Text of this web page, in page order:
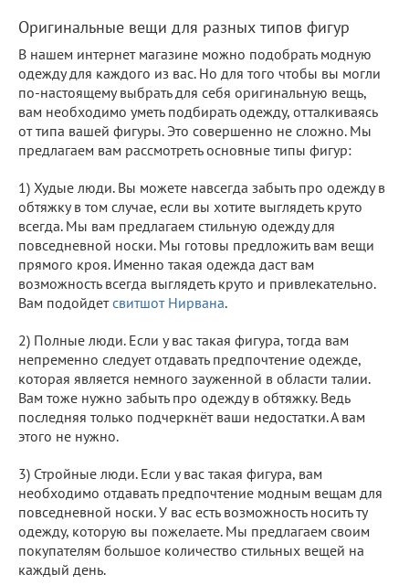
Оригинальные вещи для разных типов фигур
В нашем интернет магазине можно подобрать модную
одежду для каждого из вас. Но для того чтобы вы могли
по-настоящему выбрать для себя оригинальную вещь,
вам необходимо уметь подбирать одежду, отталкиваясь
от типа вашей фигуры. Это совершенно не сложно. Мы
предлагаем вам рассмотреть основные типы фигур:
1) Худые люди. Вы можете навсегда забыть про одежду в
обтяжку в том случае, если вы хотите выглядеть круто
всегда. Мы вам предлагаем стильную одежду для
повседневной носки. Мы готовы предложить вам вещи
прямого кроя. Именно такая одежда даст вам
возможность всегда выглядеть круто и привлекательно.
Вам подойдетсвитшот Нирвана.
2) Полные люди. Если у вас такая фигура, тогда вам
непременно следует отдавать предпочтение одежде,
которая является немного зауженной в области талии.
Вам тоже нужно забыть про одежду в обтяжку. Ведь
последняя только подчеркнёт ваши недостатки. А вам
этого не нужно.
3) Стройные люди. Если у вас такая фигура, вам
необходимо отдавать предпочтение модным вещам для
повседневной носки. У вас есть возможность носить ту
одежду, которую вы пожелаете. Мы предлагаем своим
покупателям большое количество стильных вещей на
каждый день.